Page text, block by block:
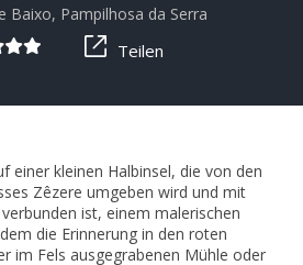
+10
Baixo, Pampilhosa da Serra
Teilen
einer kleinen Halbinsel, die von den
Zêzere umgeben wird und mit
verbunden ist, einem malerischen
die Erinnerung in den roten
im Fels ausgegrabenen Mühle oder